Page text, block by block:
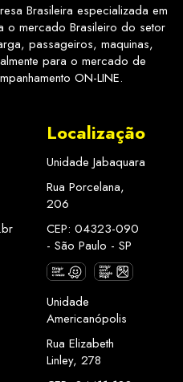
Brasileira especializada em
o mercado Brasileiro do setor
passageiros, maquinas,
para o mercado de
ON-LINE.
Localização
Unidade Jabaquara
Rua Porcelana,
206
CEP: 04323-090
- São Paulo - SP
Unidade
Americanópolis
Rua Elizabeth
Linley, 278